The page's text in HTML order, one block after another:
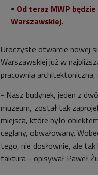
Od teraz MWP
Warszawskiej.
Uroczyste otwarcie nowej
Warszawskiej już w
pracownia architektoniczna,
- Nasz budynek, jeden z
muzeum, został tak
miejsca, które było
ceglany, obwałowany.
tego, nie dosłownie, ale
faktura - opisywał Paweł